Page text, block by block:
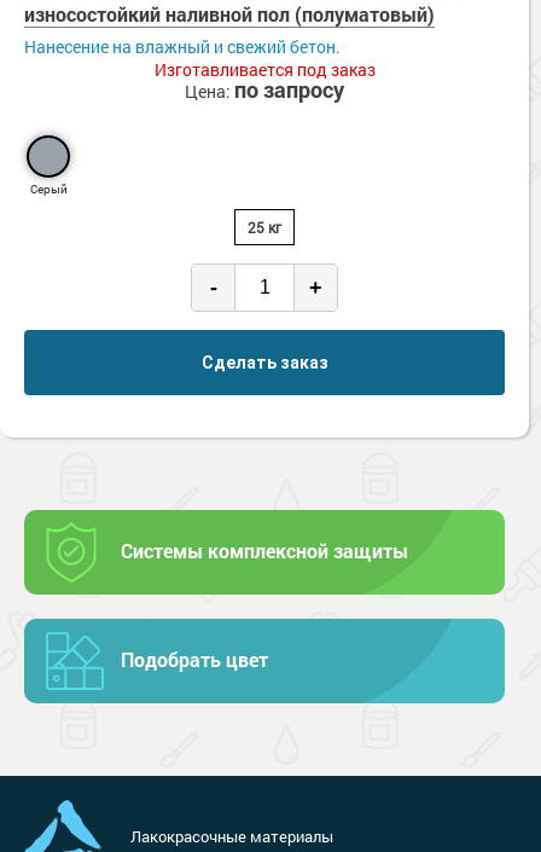
износостойкий наливной пол (полуматовый)
Нанесение на влажный и свежий бетон.
Изготавливается под заказ
Цена: по запросу
Серый
25 кг
- +
Сделать заказ
Системы комплексной защиты
Подобрать цвет
Лакокрасочные материалы